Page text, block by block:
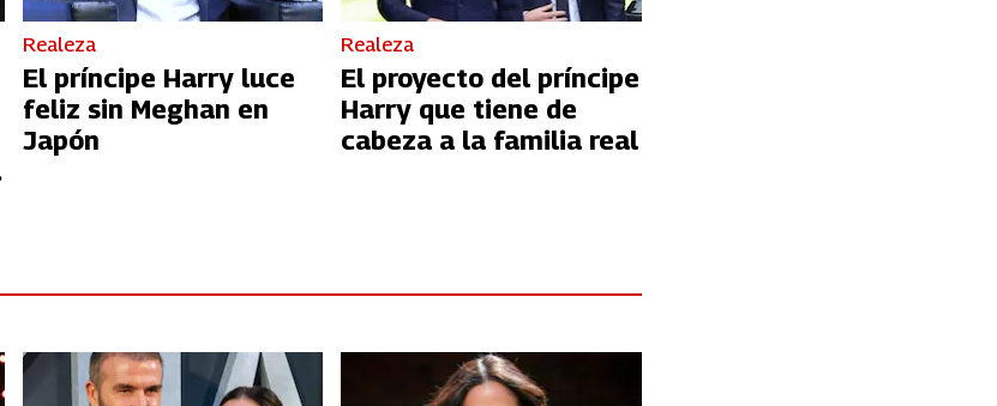
Realeza
El príncipe Harry luce
feliz sin Meghan en
Japón
Realeza
El proyecto del príncipe
Harry que tiene de
cabeza a la familia real